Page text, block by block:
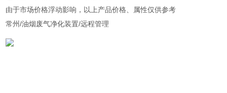
由于市场价格浮动影响，以上产品价格、属性仅供参考
常州/油烟废气净化装置/远程管理